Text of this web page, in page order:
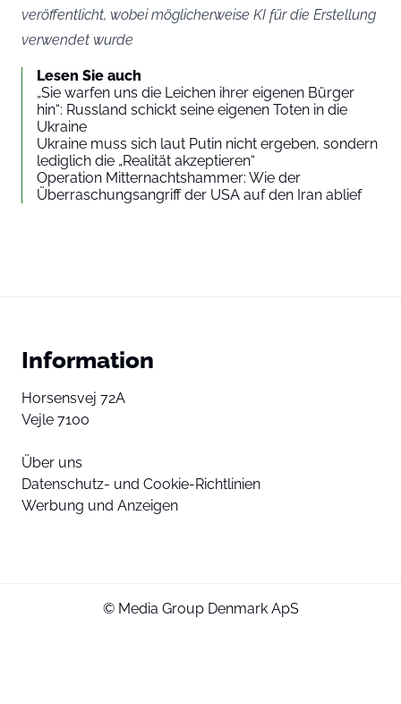
veröffentlicht, wobei möglicherweise KI für die Erstellung
verwendet wurde
Lesen Sie auch
„Sie warfen uns die Leichen ihrer eigenen Bürger
hin“: Russland schickt seine eigenen Toten in die
Ukraine
Ukraine muss sich laut Putin nicht ergeben, sondern
lediglich die „Realität akzeptieren“
Operation Mitternachtshammer: Wie der
Überraschungsangriff der USA auf den Iran ablief
Information
Horsensvej 72A
Vejle 7100
Über uns
Datenschutz- und Cookie-Richtlinien
Werbung und Anzeigen
© Media Group Denmark ApS